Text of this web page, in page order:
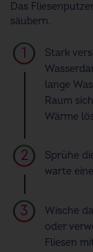
Das
säubern.
Stark
lange
Raum
Wärme
Sprühe
warte
Wische
oder
Fliesen